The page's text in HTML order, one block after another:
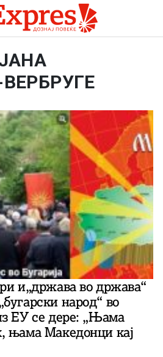
и„држава во држава“
народ“ во
ЕУ се дере: „Њама
њама Македонци кај